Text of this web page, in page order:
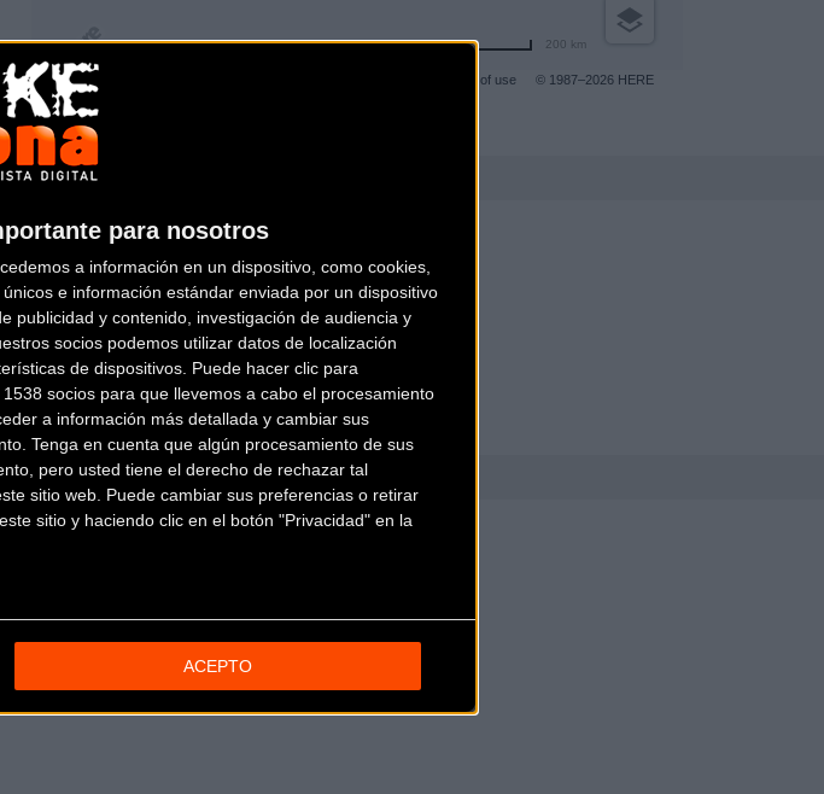
para nosotros
a información en un dispositivo, como cookies,
e información estándar enviada por un dispositivo
publicidad y contenido, investigación de audiencia y
socios podemos utilizar datos de localización
de dispositivos. Puede hacer clic para
socios para que llevemos a cabo el procesamiento
a información más detallada y cambiar sus
Tenga en cuenta que algún procesamiento de sus
pero usted tiene el derecho de rechazar tal
sitio web. Puede cambiar sus preferencias o retirar
sitio y haciendo clic en el botón "Privacidad" en la
ACEPTO
Terms of use © 1987–2026 HERE
200 km